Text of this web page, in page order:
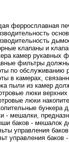
ферросплавная
клапаны и
камер рукавных
фильтры
по обслуживанию
в камерах,
пыли из камер
люки
люки
- мешалки,
баков - мешалок
управления
управления баков